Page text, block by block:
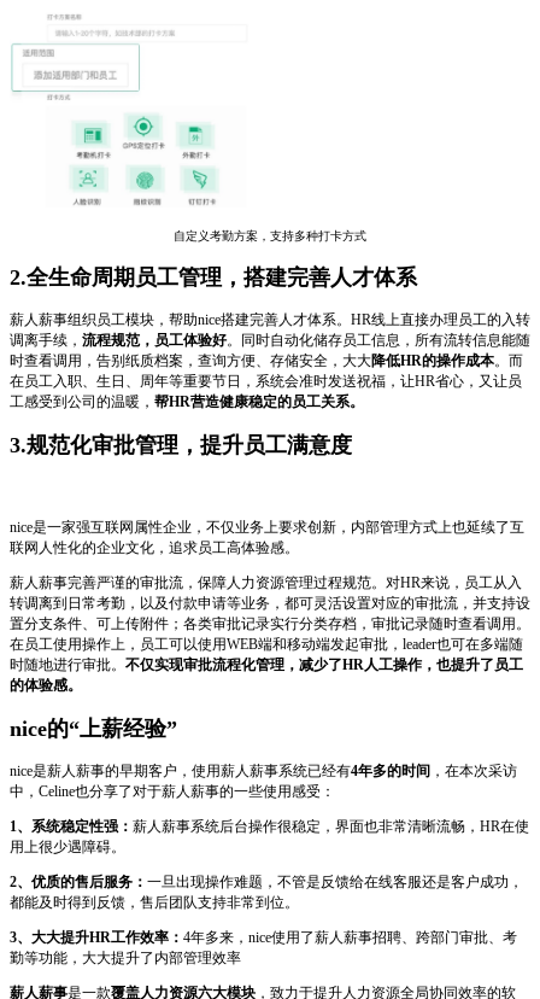
自定义考勤方案，支持多种打卡方式
2.全生命周期员工管理，搭建完善人才体系
薪人薪事组织员工模块，帮助nice搭建完善人才体系。HR线上直接办理员工的入转
调离手续， 流程规范，员工体验好。同时自动化储存员工信息，所有流转信息能随
时查看调用，告别纸质档案，查询方便、存储安全，大大降低HR的操作成本。而
在员工入职、生日、周年等重要节日，系统会准时发送祝福，让HR省心，又让员
工感受到公司的温暖， 帮HR营造健康稳定的员工关系。
3.规范化审批管理，提升员工满意度
nice是一家强互联网属性企业，不仅业务上要求创新，内部管理方式上也延续了互
联网人性化的企业文化，追求员工高体验感。
薪人薪事完善严谨的审批流，保障人力资源管理过程规范。对HR来说，员工从入
转调离到日常考勤，以及付款申请等业务，都可灵活设置对应的审批流，并支持设
置分支条件、可上传附件；各类审批记录实行分类存档，审批记录随时查看调用。
在员工使用操作上，员工可以使用WEB端和移动端发起审批，leader也可在多端随
时随地进行审批。 不仅实现审批流程化管理，减少了HR人工操作，也提升了员工
的体验感。
nice的“上薪经验”
nice是薪人薪事的早期客户，使用薪人薪事系统已经有4年多的时间 ，在本次采访
中，Celine也分享了对于薪人薪事的一些使用感受：
1、系统稳定性强： 薪人薪事系统后台操作很稳定，界面也非常清晰流畅，HR在使
用上很少遇障碍。
2、优质的售后服务： 一旦出现操作难题，不管是反馈给在线客服还是客户成功，
都能及时得到反馈，售后团队支持非常到位。
3、大大提升HR工作效率： 4年多来，nice使用了薪人薪事招聘、跨部门审批、考
勤等功能，大大提升了内部管理效率
薪人薪事是一款覆盖人力资源六大模块 ，致力于提升人力资源全局协同效率的软